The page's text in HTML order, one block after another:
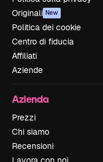
Originali New
Politica dei cookie
Centro di fiducia
Affiliati
Aziende
Azienda
Prezzi
Chi siamo
Recensioni